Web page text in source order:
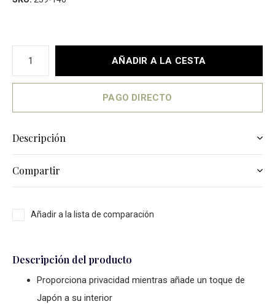
AÑADIR A LA CESTA
PAGO DIRECTO
Descripción
Compartir
Añadir a la lista de comparación
Descripción del producto
Proporciona privacidad mientras añade un toque de
Japón a su interior